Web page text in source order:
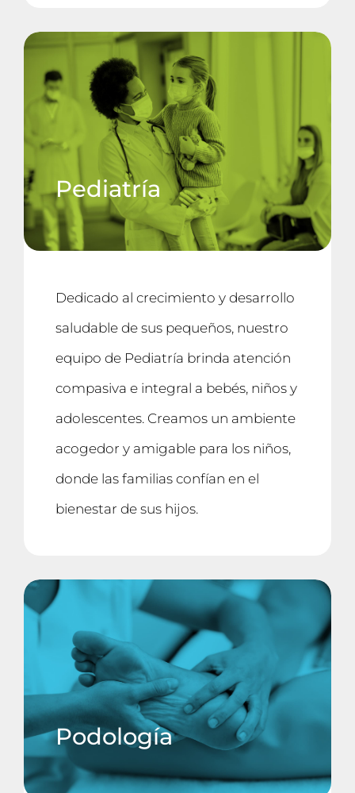
Pediatría
Dedicado al crecimiento y desarrollo
saludable de sus pequeños, nuestro
equipo de Pediatría brinda atención
compasiva e integral a bebés, niños y
adolescentes. Creamos un ambiente
acogedor y amigable para los niños,
donde las familias confían en el
bienestar de sus hijos.
Podología